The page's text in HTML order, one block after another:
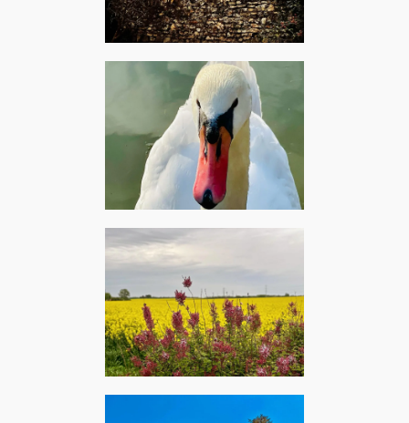
Meudon, janvier 2024 – The
Kinks : Animal farm
Pantin, janvier 2024 –
Madness : Swan lake
Blossom Dearie : They say